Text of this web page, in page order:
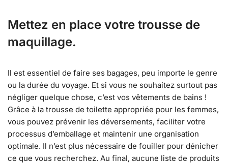
Mettez en place votre trousse de
maquillage.
Il est essentiel de faire ses bagages, peu importe le genre
ou la durée du voyage. Et si vous ne souhaitez surtout pas
négliger quelque chose, c’est vos vêtements de bains !
Grâce à la trousse de toilette appropriée pour les femmes,
vous pouvez prévenir les déversements, faciliter votre
processus d’emballage et maintenir une organisation
optimale. Il n’est plus nécessaire de fouiller pour dénicher
ce que vous recherchez. Au final, aucune liste de produits